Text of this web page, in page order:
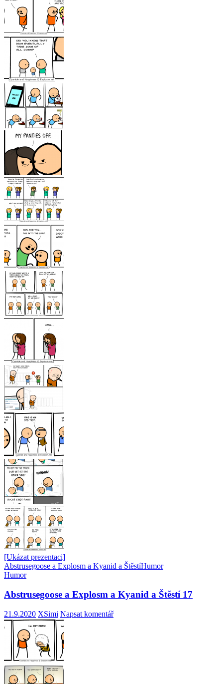
[Ukázat prezentaci]
Abstrusegoose a Explosm a Kyanid a ŠtěstíHumor
Humor
Abstrusegoose a Explosm a Kyanid a Štěstí 17
21.9.2020 XSimi Napsat komentář